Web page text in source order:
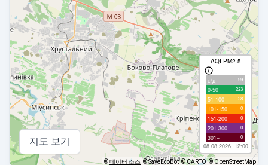
AQI PM2.5
с/д 99
0-50 223
51-100 28
101-150 0
151-200 0
201-300 0
301+ 0
08.08.2026, 12:00
지도 보기
©데이터 소스 © SaveEcoBot © CARTO © OpenStreetMap